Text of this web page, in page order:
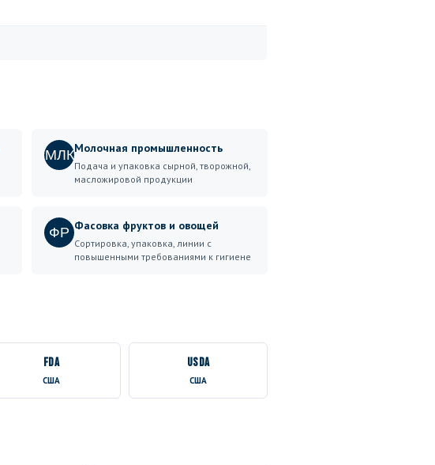
МЛКМолочная промышленность
Подача и упаковка сырной, творожной,
масложировой продукции
ФР Фасовка фруктов и овощей
Сортировка, упаковка, линии с
повышенными требованиями к гигиене
FDA
США
USDA
США